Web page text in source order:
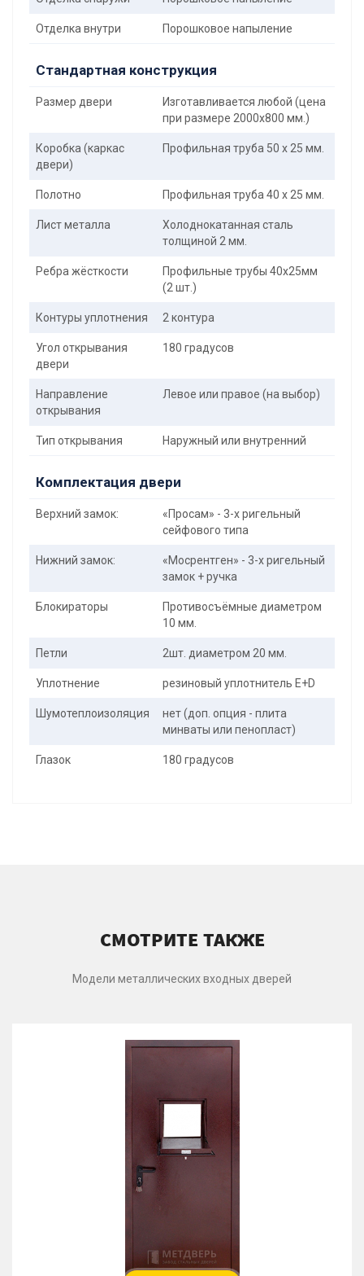
Отделка внутри Порошковое напыление
Стандартная конструкция
Размер двери
Изготавливается любой (цена
при размере 2000x800 мм.)
Коробка (каркас
двери)
Профильная труба 50 х 25 мм.
Полотно Профильная труба 40 х 25 мм.
Лист металла
Холоднокатанная сталь
толщиной 2 мм.
Ребра жёсткости
Профильные трубы 40х25мм
(2 шт.)
Контуры уплотнения 2 контура
Угол открывания
двери
180 градусов
Направление
открывания
Левое или правое (на выбор)
Тип открывания Наружный или внутренний
Комплектация двери
Верхний замок:
«Просам» - 3-х ригельный
сейфового типа
Нижний замок:
«Мосрентген» - 3-х ригельный
замок + ручка
Блокираторы
Противосъёмные диаметром
10 мм.
Петли 2шт. диаметром 20 мм.
Уплотнение резиновый уплотнитель E+D
Шумотеплоизоляция
нет (доп. опция - плита
минваты или пенопласт)
Глазок 180 градусов
СМОТРИТЕ ТАКЖЕ
Модели металлических входных дверей